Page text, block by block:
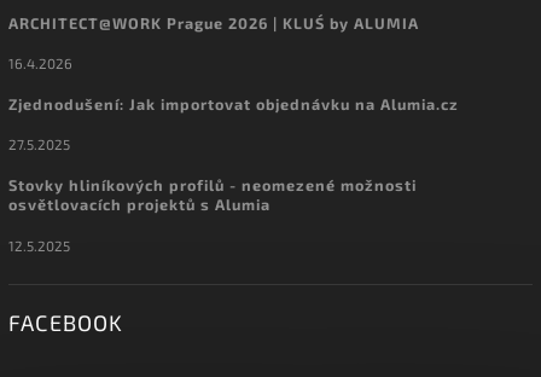
ARCHITECT@WORK Prague 2026 | KLUŚ by ALUMIA
16.4.2026
Zjednodušení: Jak importovat objednávku na Alumia.cz
27.5.2025
Stovky hliníkových profilů - neomezené možnosti
osvětlovacích projektů s Alumia
12.5.2025
FACEBOOK